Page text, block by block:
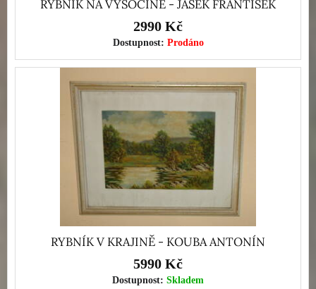
RYBNÍK NA VYSOČINĚ - JAŠEK FRANTIŠEK
2990 Kč
Dostupnost: Prodáno
RYBNÍK V KRAJINĚ - KOUBA ANTONÍN
5990 Kč
Dostupnost: Skladem